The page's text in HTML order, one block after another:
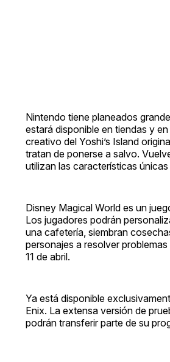
Nintendo tiene planeados
estará disponible en tiendas y
creativo del Yoshi’s Island
tratan de ponerse a salvo.
utilizan las características
Disney Magical World es un
Los jugadores podrán
una cafetería, siembran
personajes a resolver
11 de abril.
Ya está disponible
Enix. La extensa versión de
podrán transferir parte de su